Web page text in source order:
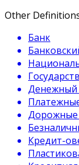
Other
Банк
Денежный
Дорожные
Кредит-